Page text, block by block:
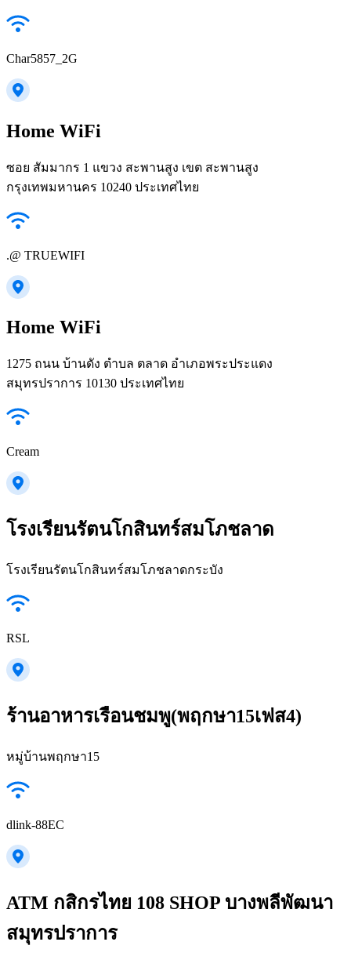
Char5857_2G
Home WiFi
ซอย สัมมากร 1 แขวง สะพานสูง เขต สะพานสูง
กรุงเทพมหานคร 10240 ประเทศไทย
.@ TRUEWIFI
Home WiFi
1275 ถนน บ้านดัง ตำบล ตลาด อำเภอพระประแดง
สมุทรปราการ 10130 ประเทศไทย
Cream
โรงเรียนรัตนโกสินทร์สมโภชลาด
โรงเรียนรัตนโกสินทร์สมโภชลาดกระบัง
RSL
ร้านอาหารเรือนชมพู(พฤกษา15เฟส4)
หมู่บ้านพฤกษา15
dlink-88EC
ATM กสิกรไทย 108 SHOP บางพลีพัฒนา
สมุทรปราการ